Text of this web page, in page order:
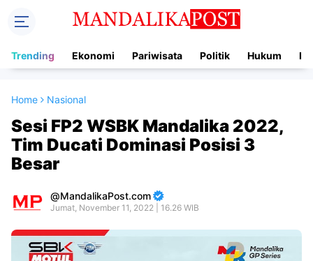
Trending Ekonomi Pariwisata Politik Hukum
Home Nasional
Sesi FP2 WSBK Mandalika 2022,
Tim Ducati Dominasi Posisi 3
Besar
MandalikaPost.com
Jumat, November 11, 2022 | 16.26 WIB